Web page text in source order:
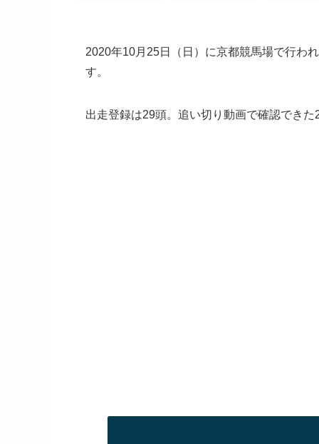
2020年10月25日（日）に京都競馬場で行わ
す。
出走登録は29頭。追い切り動画で確認でき